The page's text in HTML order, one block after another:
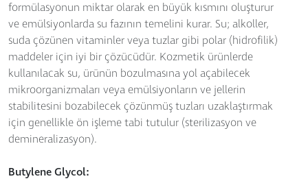
formülasyonun miktar olarak en büyük kısmını oluşturur
ve emülsiyonlarda su fazının temelini kurar. Su; alkoller,
suda çözünen vitaminler veya tuzlar gibi polar (hidrofilik)
maddeler için iyi bir çözücüdür. Kozmetik ürünlerde
kullanılacak su, ürünün bozulmasına yol açabilecek
mikroorganizmaları veya emülsiyonların ve jellerin
stabilitesini bozabilecek çözünmüş tuzları uzaklaştırmak
için genellikle ön işleme tabi tutulur (sterilizasyon ve
demineralizasyon).
Butylene Glycol: